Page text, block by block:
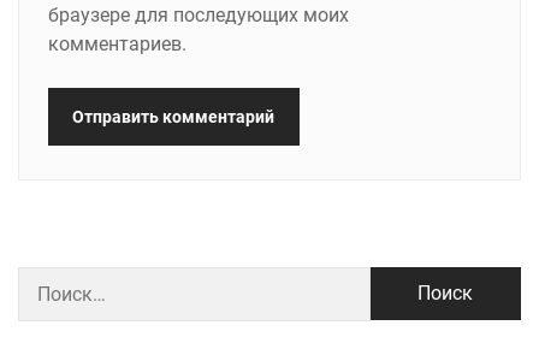
браузере для последующих моих
комментариев.